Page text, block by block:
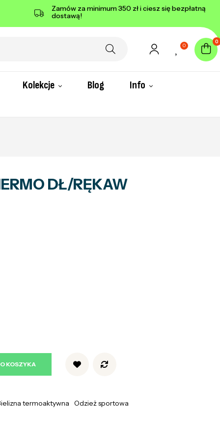
Zamów za minimum 350 zł i ciesz się bezpłatną
dostawą!
0
0
Kolekcje Blog Info
DŁ/RĘKAW
KOSZYKA
termoaktywna Odzież sportowa